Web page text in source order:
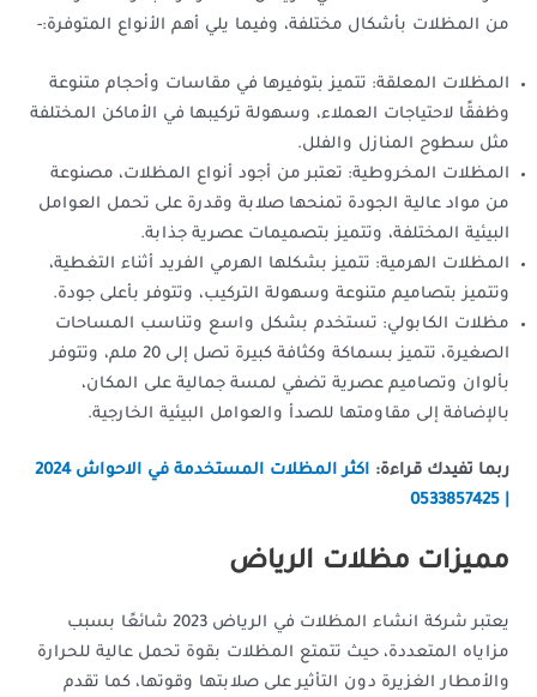
من المظلات بأشكال مختلفة، وفيما يلي أهم الأنواع المتوفرة:-
المظلات المعلقة: تتميز بتوفيرها في مقاسات وأحجام متنوعة
وظفقًا لاحتياجات العملاء، وسهولة تركيبها في الأماكن المختلفة
مثل سطوح المنازل والفلل.
المظلات المخروطية: تعتبر من أجود أنواع المظلات، مصنوعة
من مواد عالية الجودة تمنحها صلابة وقدرة على تحمل العوامل
البيئية المختلفة، وتتميز بتصميمات عصرية جذابة.
المظلات الهرمية: تتميز بشكلها الهرمي الفريد أثناء التغطية،
وتتميز بتصاميم متنوعة وسهولة التركيب، وتتوفر بأعلى جودة.
مظلات الكابولي: تستخدم بشكل واسع وتناسب المساحات
الصغيرة، تتميز بسماكة وكثافة كبيرة تصل إلى 20 ملم، وتتوفر
بألوان وتصاميم عصرية تضفي لمسة جمالية على المكان،
بالإضافة إلى مقاومتها للصدأ والعوامل البيئية الخارجية.
ربما تفيدك قراءة:
اكثر المظلات المستخدمة في الاحواش 2024
| 0533857425
مميزات مظلات الرياض
يعتبر شركة انشاء المظلات في الرياض 2023 شائعًا بسبب
مزاياه المتعددة، حيث تتمتع المظلات بقوة تحمل عالية للحرارة
والأمطار الغزيرة دون التأثير على صلابتها وقوتها، كما تقدم